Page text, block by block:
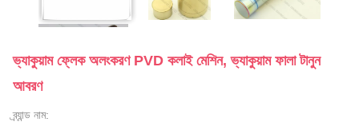
ভ্যাকুয়াম ফ্লেক অলংকরণ PVD কলাই মেশিন, ভ্যাকুয়াম ফালা টানুন
আবরণ
ব্র্যান্ড নাম: